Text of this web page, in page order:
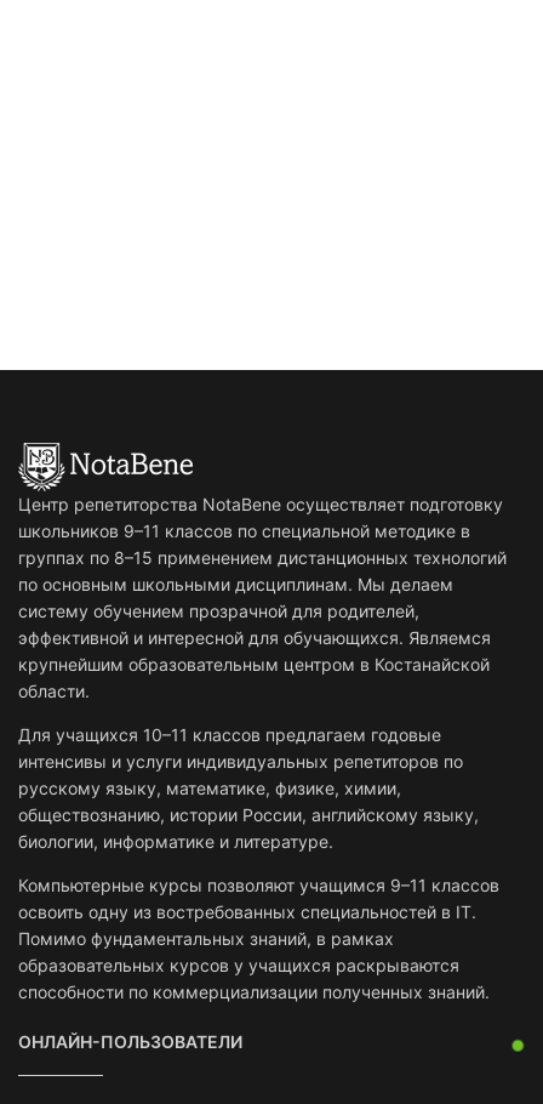
Центр репетиторства NotaBene осуществляет подготовку
школьников 9–11 классов по специальной методике в
группах по 8–15 применением дистанционных технологий
по основным школьными дисциплинам. Мы делаем
систему обучением прозрачной для родителей,
эффективной и интересной для обучающихся. Являемся
крупнейшим образовательным центром в Костанайской
области.
Для учащихся 10–11 классов предлагаем годовые
интенсивы и услуги индивидуальных репетиторов по
русскому языку, математике, физике, химии,
обществознанию, истории России, английскому языку,
биологии, информатике и литературе.
Компьютерные курсы позволяют учащимся 9–11 классов
освоить одну из востребованных специальностей в IT.
Помимо фундаментальных знаний, в рамках
образовательных курсов у учащихся раскрываются
способности по коммерциализации полученных знаний.
ОНЛАЙН-ПОЛЬЗОВАТЕЛИ